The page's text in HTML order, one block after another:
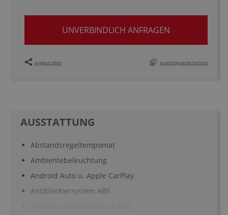
UNVERBINDLICH ANFRAGEN
Angebot teilen Inzahlungnahme-Rechner
AUSSTATTUNG
Abstandsregeltempomat
Ambientebeleuchtung
Android Auto u. Apple CarPlay
Antiblockiersystem ABS